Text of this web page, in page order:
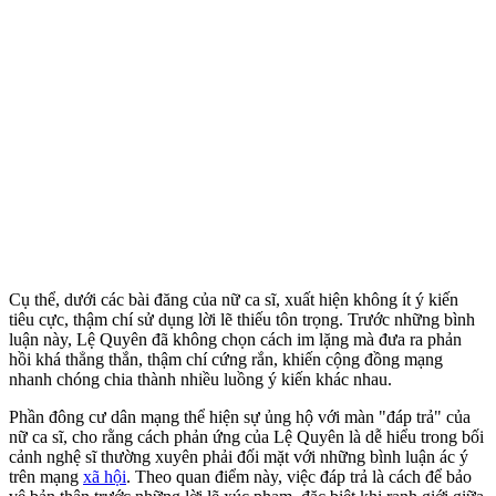
Cụ thể, dưới các bài đăng của nữ ca sĩ, xuất hiện không ít ý kiến
tiêu cực, thậm chí sử dụng lời lẽ thiếu tôn trọng. Trước những bình
luận này, Lệ Quyên đã không chọn cách im lặng mà đưa ra phản
hồi khá thẳng thắn, thậm chí cứng rắn, khiến cộng đồng mạng
nhanh chóng chia thành nhiều luồng ý kiến khác nhau.
Phần đông cư dân mạng thể hiện sự ủng hộ với màn "đáp trả" của
nữ ca sĩ, cho rằng cách phản ứng của Lệ Quyên là dễ hiểu trong bối
cảnh nghệ sĩ thường xuyên phải đối mặt với những bình luận ác ý
trên mạng xã hội. Theo quan điểm này, việc đáp trả là cách để bảo